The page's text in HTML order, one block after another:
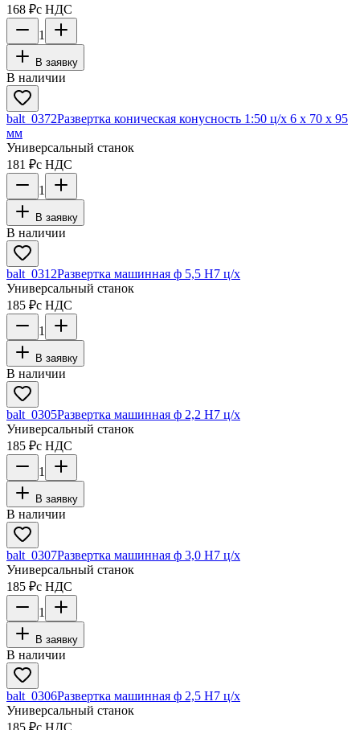
168 ₽с НДС
1
В заявку
В наличии
balt_0372Развертка коническая конусность 1:50 ц/х 6 х 70 х 95
мм
Универсальный станок
181 ₽с НДС
1
В заявку
В наличии
balt_0312Развертка машинная ф 5,5 Н7 ц/х
Универсальный станок
185 ₽с НДС
1
В заявку
В наличии
balt_0305Развертка машинная ф 2,2 Н7 ц/х
Универсальный станок
185 ₽с НДС
1
В заявку
В наличии
balt_0307Развертка машинная ф 3,0 Н7 ц/х
Универсальный станок
185 ₽с НДС
1
В заявку
В наличии
balt_0306Развертка машинная ф 2,5 Н7 ц/х
Универсальный станок
185 ₽с НДС